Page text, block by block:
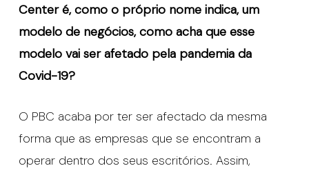
Center é, como o próprio nome indica, um
modelo de negócios, como acha que esse
modelo vai ser afetado pela pandemia da
Covid-19?
O PBC acaba por ter ser afectado da mesma
forma que as empresas que se encontram a
operar dentro dos seus escritórios. Assim,